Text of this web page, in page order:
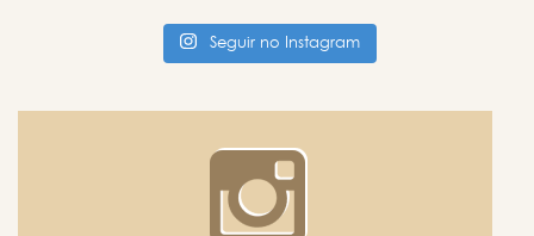
Seguir no Instagram